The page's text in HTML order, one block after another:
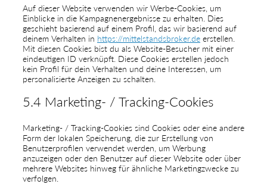
Auf dieser Website verwenden wir Werbe-Cookies, um
Einblicke in die Kampagnenergebnisse zu erhalten. Dies
geschieht basierend auf einem Profil, das wir basierend auf
deinem Verhalten in https://mittelstandsbroker.de erstellen.
Mit diesen Cookies bist du als Website-Besucher mit einer
eindeutigen ID verknüpft. Diese Cookies erstellen jedoch
kein Profil für dein Verhalten und deine Interessen, um
personalisierte Anzeigen zu schalten.
5.4 Marketing- / Tracking-Cookies
Marketing- / Tracking-Cookies sind Cookies oder eine andere
Form der lokalen Speicherung, die zur Erstellung von
Benutzerprofilen verwendet werden, um Werbung
anzuzeigen oder den Benutzer auf dieser Website oder über
mehrere Websites hinweg für ähnliche Marketingzwecke zu
verfolgen.